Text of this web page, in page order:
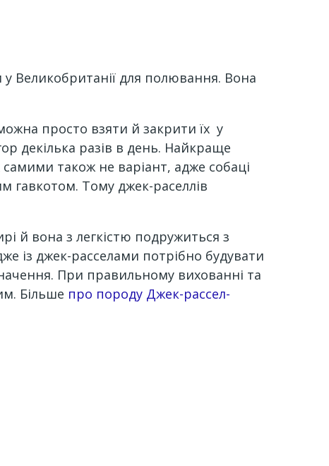
Великобританії для полювання. Вона
просто взяти й закрити їх у
декілька разів в день. Найкраще
також не варіант, адже собаці
гавкотом. Тому джек-раселлів
й вона з легкістю подружиться з
із джек-расселами потрібно будувати
При правильному вихованні та
Більше про породу Джек-рассел-